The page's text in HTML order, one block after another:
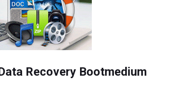
Recovery Bootmedium